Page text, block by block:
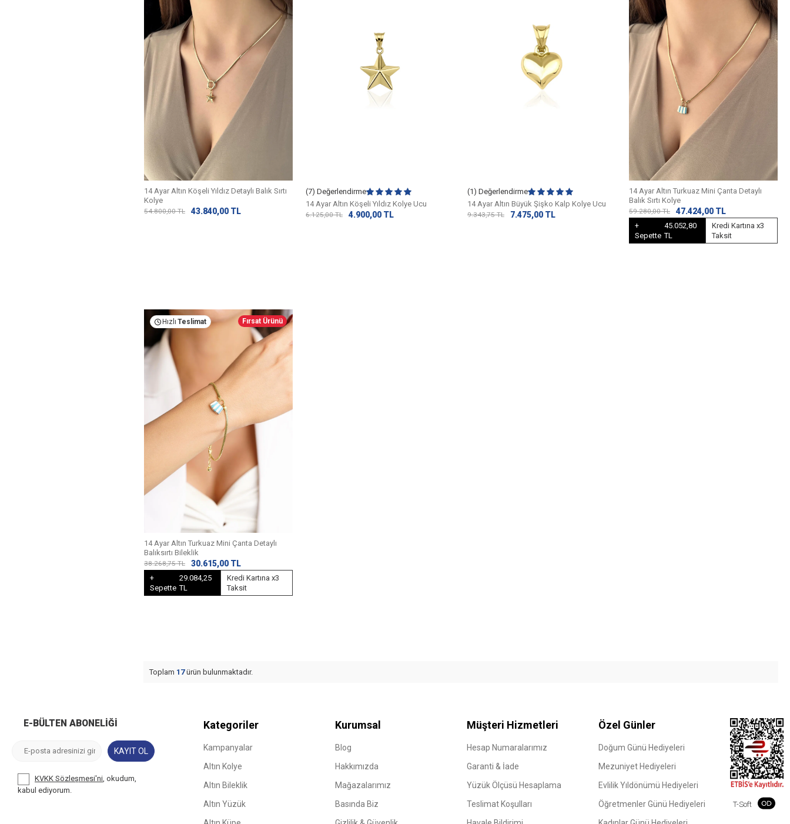
14 Ayar Altın Köşeli Yıldız Detaylı Balık Sırtı
Kolye
54.800,00TL 43.840,00 TL
(7) Değerlendirme
14 Ayar Altın Köşeli Yıldız Kolye Ucu
6.125,00TL 4.900,00 TL
(1) Değerlendirme
14 Ayar Altın Büyük Şişko Kalp Kolye Ucu
9.343,75TL 7.475,00 TL
14 Ayar Altın Turkuaz Mini Çanta Detaylı
Balık Sırtı Kolye
59.280,00TL 47.424,00 TL
+
Sepette
45.052,80
TL
Kredi Kartına x3
Taksit
Hızlı Teslimat Fırsat Ürünü
14 Ayar Altın Turkuaz Mini Çanta Detaylı
Balıksırtı Bileklik
38.268,75TL 30.615,00 TL
+
Sepette
29.084,25
TL
Kredi Kartına x3
Taksit
Toplam 17ürün bulunmaktadır.
E-BÜLTEN ABONELIĞI
KAYIT OL
KVKK Sözleşmesi'ni , okudum,
kabul ediyorum.
Kategoriler
Kampanyalar
Altın Kolye
Altın Bileklik
Altın Yüzük
Kurumsal
Blog
Hakkımızda
Mağazalarımız
Basında Biz
Müşteri Hizmetleri
Hesap Numaralarımız
Garanti & İade
Yüzük Ölçüsü Hesaplama
Teslimat Koşulları
Özel Günler
Doğum Günü Hediyeleri
Mezuniyet Hediyeleri
Evlilik Yıldönümü Hediyeleri
Öğretmenler Günü Hediyeleri
T-Soft